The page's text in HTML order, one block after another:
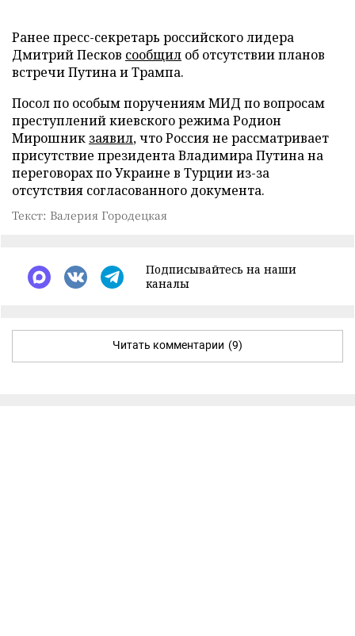
Ранее пресс-секретарь российского лидера
Дмитрий Песков сообщил об отсутствии планов
встречи Путина и Трампа.
Посол по особым поручениям МИД по вопросам
преступлений киевского режима Родион
Мирошник заявил, что Россия не рассматривает
присутствие президента Владимира Путина на
переговорах по Украине в Турции из-за
отсутствия согласованного документа.
Текст: Валерия Городецкая
Подписывайтесь на наши
каналы
Читать комментарии (9)